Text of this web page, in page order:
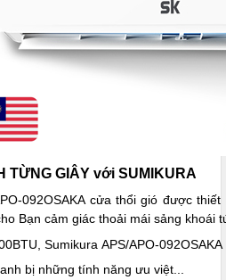
TỪNG GIÂY với SUMIKURA
092OSAKA cửa thổi gió được
Bạn cảm giác thoải mái sảng khoái
Sumikura APS/APO-
bị những tính năng ưu việt...